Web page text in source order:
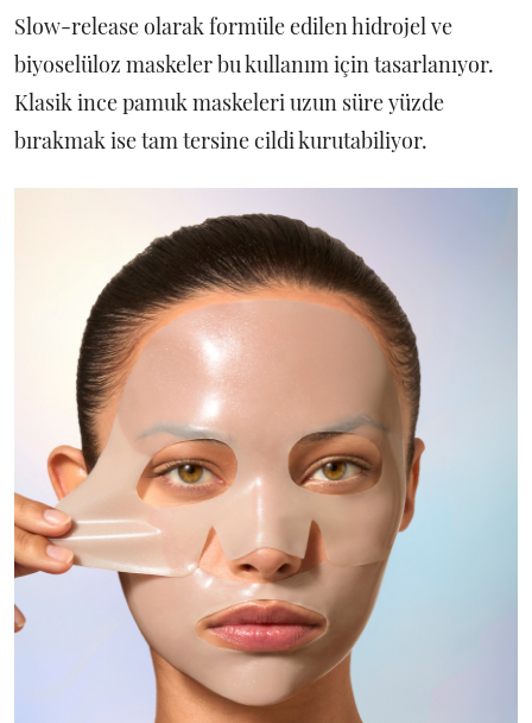
Slow-release olarak formüle edilen hidrojel ve
biyoselüloz maskeler bu kullanım için tasarlanıyor.
Klasik ince pamuk maskeleri uzun süre yüzde
bırakmak ise tam tersine cildi kurutabiliyor.